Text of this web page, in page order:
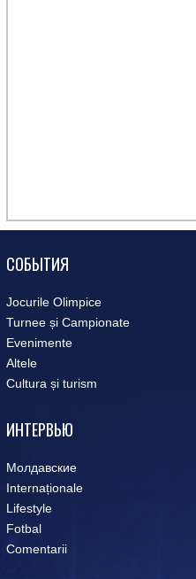
СОБЫТИЯ
Jocurile Olimpice
Turnee și Campionate
Evenimente
Altele
Cultura și turism
ИНТЕРВЬЮ
Молдавские
Internaționale
Lifestyle
Fotbal
Comentarii